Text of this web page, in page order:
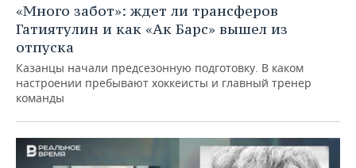
«Много забот»: ждет ли трансферов
Гатиятулин и как «Ак Барс» вышел из
отпуска
Казанцы начали предсезонную подготовку. В каком
настроении пребывают хоккеисты и главный тренер
команды